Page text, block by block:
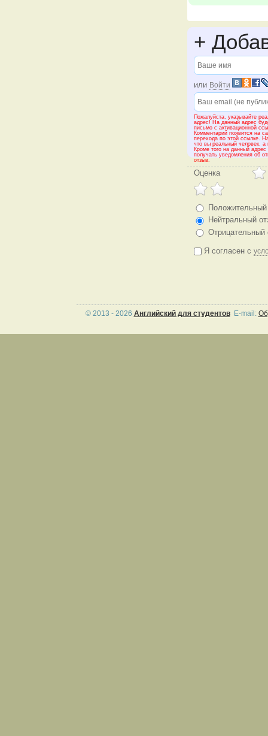
+
или Войти
Пожалуйста, указывайте
адрес! На данный адрес
письмо с активационной
Комментарий появится на
перехода по этой ссылке.
что вы реальный человек, а
Кроме того на данный адрес
получать уведомления об
отзыв.
Оценка
Положительный
Нейтральный
Отрицательный
Я согласен с
© 2013 - 2026 Английский для студентовE-mail: